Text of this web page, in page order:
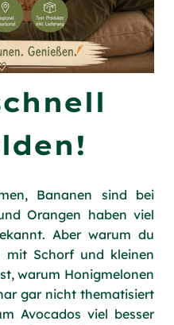
Bananen sind bei
Orangen haben viel
Aber warum du
Schorf und kleinen
warum Honigmelonen
gar nicht thematisiert
Avocados viel besser